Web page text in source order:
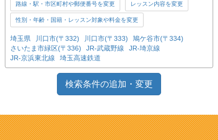
路線・駅・市区町村や郵便番号を変更 レッスン内容を変更
性別・年齢・国籍・レッスン対象や料金を変更
埼玉県 川口市(〒332) 川口市(〒333)
鳩ケ谷市(〒334)
さいたま市緑区(〒336)
JR-武蔵野線
JR-埼京線
JR-京浜東北線
埼玉高速鉄道
検索条件の追加・変更